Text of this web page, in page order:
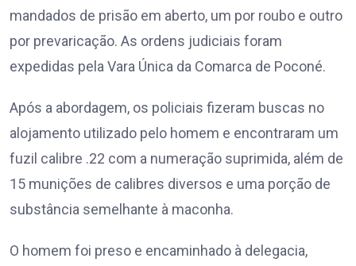
mandados de prisão em aberto, um por roubo e outro
por prevaricação. As ordens judiciais foram
expedidas pela Vara Única da Comarca de Poconé.
Após a abordagem, os policiais fizeram buscas no
alojamento utilizado pelo homem e encontraram um
fuzil calibre .22 com a numeração suprimida, além de
15 munições de calibres diversos e uma porção de
substância semelhante à maconha.
O homem foi preso e encaminhado à delegacia,